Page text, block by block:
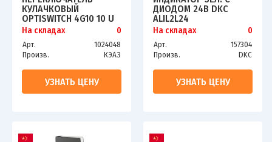
КУЛАЧКОВЫЙ
OPTISWITCH 4G10 10 U
R014 КЭАЗ 138249
На складах 0
Арт.
1024048
Произв.
КЭАЗ
УЗНАТЬ ЦЕНУ
ДИОДОМ 24В DKC
ALIL2L24
На складах 0
Арт.
157304
Произв.
DKC
УЗНАТЬ ЦЕНУ